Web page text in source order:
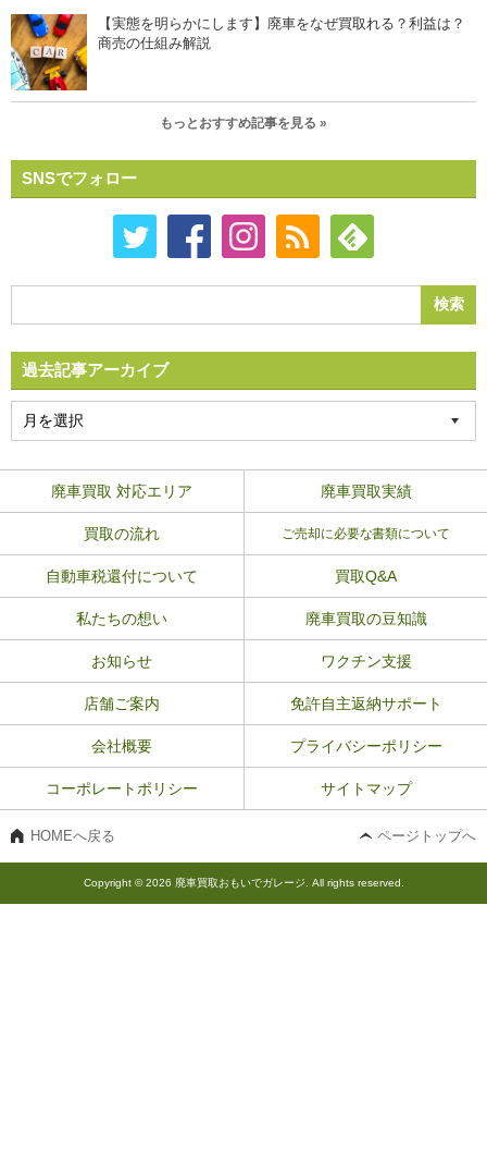
【実態を明らかにします】廃車をなぜ買取れる？利益は？
商売の仕組み解説
もっとおすすめ記事を見る »
SNSでフォロー
過去記事アーカイブ
廃車買取 対応エリア 廃車買取実績
買取の流れ ご売却に必要な書類について
自動車税還付について 買取Q&A
私たちの想い 廃車買取の豆知識
お知らせ ワクチン支援
店舗ご案内 免許自主返納サポート
会社概要 プライバシーポリシー
コーポレートポリシー サイトマップ
HOMEへ戻る ページトップへ
Copyright © 2026 廃車買取おもいでガレージ. All rights reserved.